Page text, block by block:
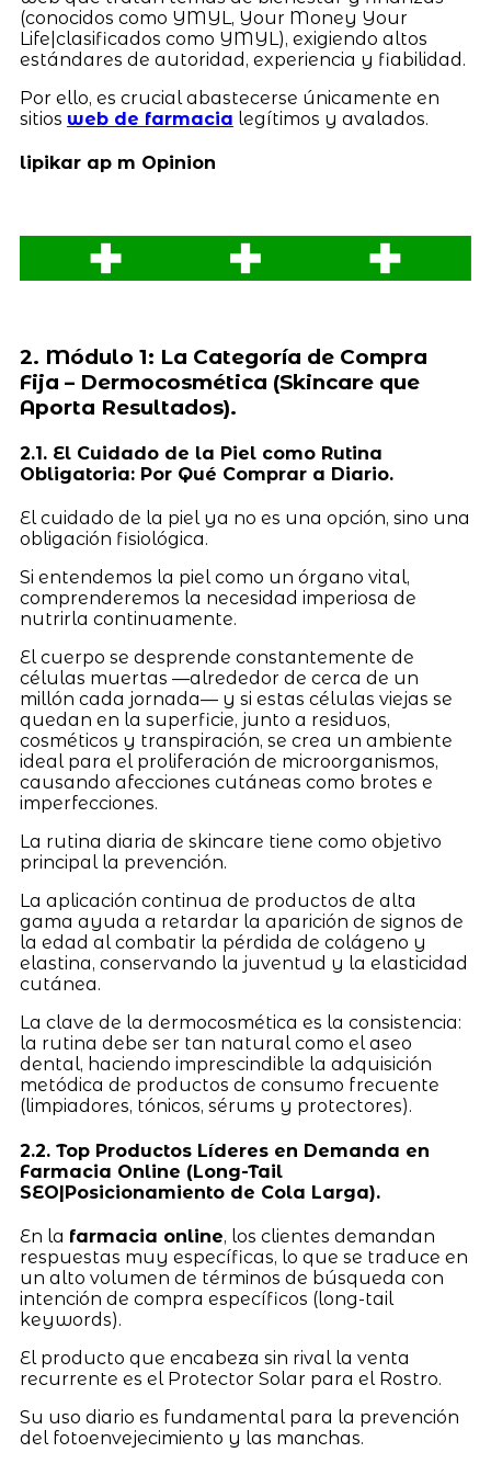
(conocidos como YMYL, Your Money Your
Life|clasificados como YMYL), exigiendo altos
estándares de autoridad, experiencia y fiabilidad.
Por ello, es crucial abastecerse únicamente en
sitios web de farmacia legítimos y avalados.
lipikar ap m Opinion
2. Módulo 1: La Categoría de Compra
Fija – Dermocosmética (Skincare que
Aporta Resultados).
2.1. El Cuidado de la Piel como Rutina
Obligatoria: Por Qué Comprar a Diario.
El cuidado de la piel ya no es una opción, sino una
obligación fisiológica.
Si entendemos la piel como un órgano vital,
comprenderemos la necesidad imperiosa de
nutrirla continuamente.
El cuerpo se desprende constantemente de
células muertas —alrededor de cerca de un
millón cada jornada— y si estas células viejas se
quedan en la superficie, junto a residuos,
cosméticos y transpiración, se crea un ambiente
ideal para el proliferación de microorganismos,
causando afecciones cutáneas como brotes e
imperfecciones.
La rutina diaria de skincare tiene como objetivo
principal la prevención.
La aplicación continua de productos de alta
gama ayuda a retardar la aparición de signos de
la edad al combatir la pérdida de colágeno y
elastina, conservando la juventud y la elasticidad
cutánea.
La clave de la dermocosmética es la consistencia:
la rutina debe ser tan natural como el aseo
dental, haciendo imprescindible la adquisición
metódica de productos de consumo frecuente
(limpiadores, tónicos, sérums y protectores).
2.2. Top Productos Líderes en Demanda en
Farmacia Online (Long-Tail
SEO|Posicionamiento de Cola Larga).
En la farmacia online, los clientes demandan
respuestas muy específicas, lo que se traduce en
un alto volumen de términos de búsqueda con
intención de compra específicos (long-tail
keywords).
El producto que encabeza sin rival la venta
recurrente es el Protector Solar para el Rostro.
Su uso diario es fundamental para la prevención
del fotoenvejecimiento y las manchas.